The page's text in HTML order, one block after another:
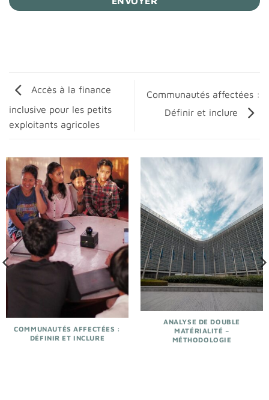
Accès à la finance
inclusive pour les petits
exploitants agricoles
Communautés affectées :
Définir et inclure
COMMUNAUTÉS AFFECTÉES :
DÉFINIR ET INCLURE
ANALYSE DE DOUBLE
MATÉRIALITÉ –
MÉTHODOLOGIE